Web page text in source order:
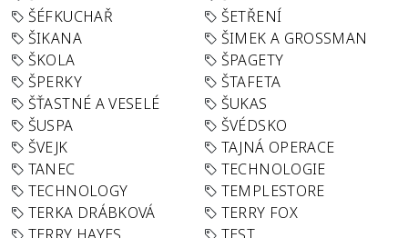
ŠÉFKUCHAŘ
ŠETŘENÍ
ŠIKANA
ŠIMEK A GROSSMAN
ŠKOLA
ŠPAGETY
ŠPERKY
ŠTAFETA
ŠŤASTNÉ A VESELÉ
ŠUKAS
ŠUSPA
ŠVÉDSKO
ŠVEJK
TAJNÁ OPERACE
TANEC
TECHNOLOGIE
TECHNOLOGY
TEMPLESTORE
TERKA DRÁBKOVÁ
TERRY FOX